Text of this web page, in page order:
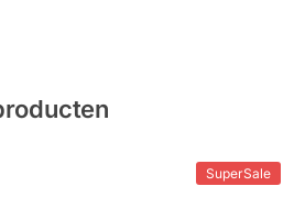
SuperSale